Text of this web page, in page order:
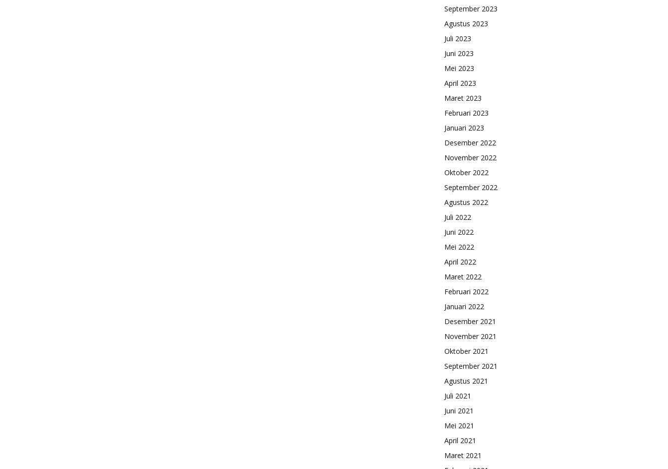
September 2023
Agustus 2023
Juli 2023
Juni 2023
Mei 2023
April 2023
Maret 2023
Februari 2023
Januari 2023
Desember 2022
November 2022
Oktober 2022
September 2022
Agustus 2022
Juli 2022
Juni 2022
Mei 2022
April 2022
Maret 2022
Februari 2022
Januari 2022
Desember 2021
November 2021
Oktober 2021
September 2021
Agustus 2021
Juli 2021
Juni 2021
Mei 2021
April 2021
Maret 2021